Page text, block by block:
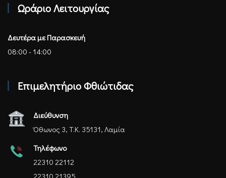
Ωράριο Λειτουργίας
Δευτέρα με Παρασκευή
08:00 - 14:00
Επιμελητήριο Φθιώτιδας
Διεύθυνση
Όθωνος 3, Τ.Κ. 35131, Λαμία
Τηλέφωνο
22310 22112
22310 21395